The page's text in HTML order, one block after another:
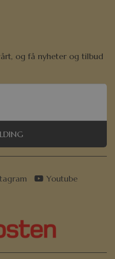
og få nyheter og tilbud
Youtube